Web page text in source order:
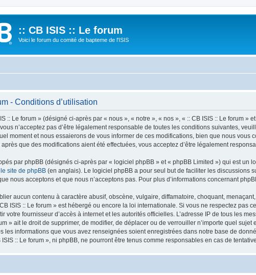
:: CB ISIS :: Le forum
Voici le forum du comité de bapteme de l'ISIS
- Conditions d’utilisation
:: Le forum » (désigné ci-après par « nous », « notre », « nos », « :: CB ISIS :: Le forum
n’acceptez pas d’être légalement responsable de toutes les conditions suivantes,
moment et nous essaierons de vous informer de ces modifications, bien que nous
après que des modifications aient été effectuées, vous acceptez d’être légalement
par phpBB (désignés ci-après par « logiciel phpBB » et « phpBB Limited ») qui est un
le site de phpBB (en anglais). Le logiciel phpBB a pour seul but de faciliter les discussions
nous acceptons et que nous n’acceptons pas. Pour plus d’informations concernant
aucun contenu à caractère abusif, obscène, vulgaire, diffamatoire, choquant,
ISIS :: Le forum » est hébergé ou encore la loi internationale. Si vous ne respectez pas
votre fournisseur d’accès à internet et les autorités officielles. L’adresse IP de tous les
» ait le droit de supprimer, de modifier, de déplacer ou de verrouiller n’importe quel
les informations que vous avez renseignées soient enregistrées dans notre base de
:: Le forum », ni phpBB, ne pourront être tenus comme responsables en cas de